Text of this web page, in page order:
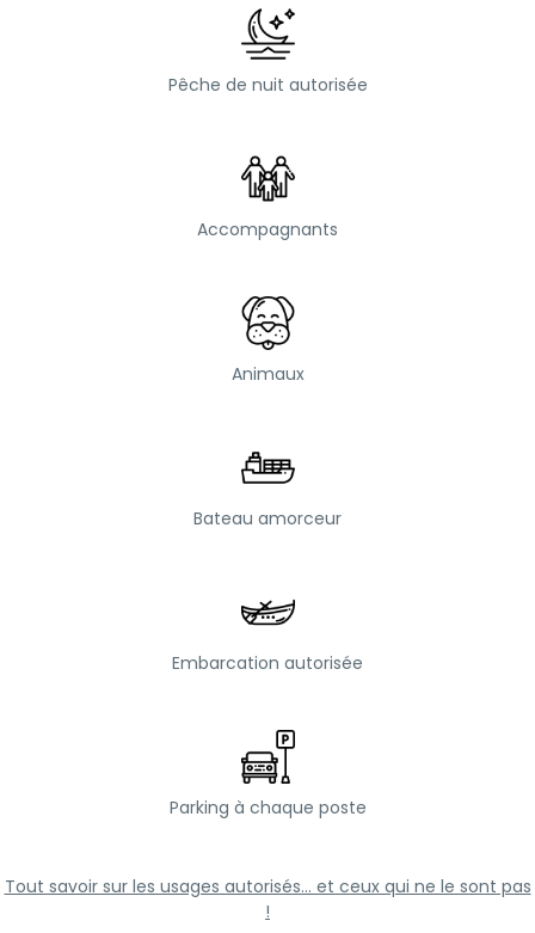
Pêche de nuit autorisée
Accompagnants
Animaux
Bateau amorceur
Embarcation autorisée
Parking à chaque poste
Tout savoir sur les usages autorisés... et ceux qui ne le sont pas
!